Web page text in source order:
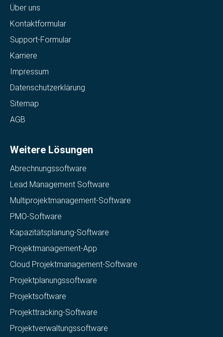
Über uns
Kontaktformular
Support-Formular
Karriere
Impressum
Datenschutzerklärung
Sitemap
AGB
Weitere Lösungen
Abrechnungssoftware
Lead Management Software
Multiprojektmanagement-Software
PMO-Software
Kapazitätsplanung-Software
Projektmanagement-App
Cloud Projektmanagement-Software
Projektplanungssoftware
Projektsoftware
Projekttracking-Software
Projektverwaltungssoftware